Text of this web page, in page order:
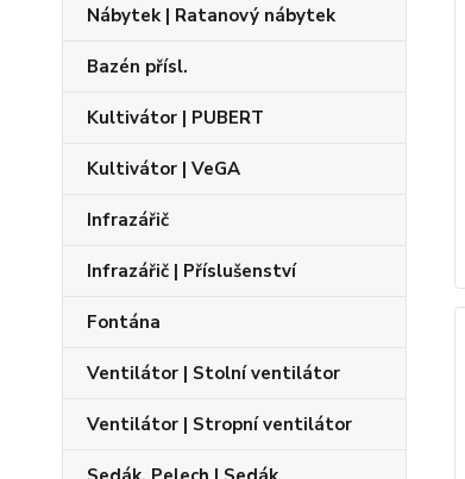
Nábytek | Ratanový nábytek
Bazén přísl.
Kultivátor | PUBERT
Kultivátor | VeGA
Infrazářič
Infrazářič | Příslušenství
Fontána
Ventilátor | Stolní ventilátor
Ventilátor | Stropní ventilátor